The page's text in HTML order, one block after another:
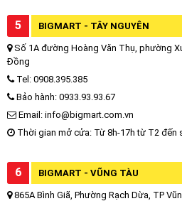
5 BIGMART - TÂY NGUYÊN
Số 1A đường Hoàng Văn Thụ, phường
Đồng
Tel: 0908.395.385
Bảo hành: 0933.93.93.67
Email: info@bigmart.com.vn
Thời gian mở cửa: Từ 8h-17h từ T2 đến
6 BIGMART - VŨNG TÀU
865A Bình Giã, Phường Rạch Dừa, TP